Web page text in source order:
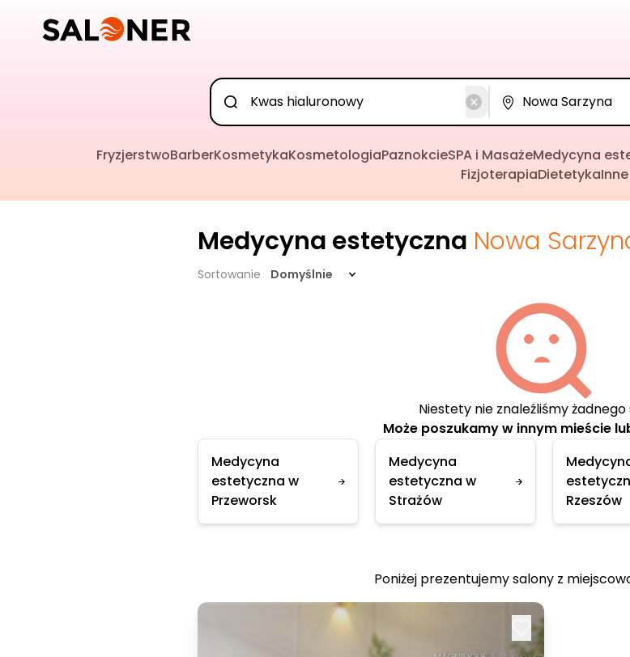
FryzjerstwoBarberKosmetykaKosmetologiaPaznokcieSPA i MasażeMedycyna
FizjoterapiaDietetykaInne
Medycyna estetyczna Nowa
Sortowanie Domyślnie
Niestety nie znaleźliśmy żadnego
Może poszukamy w innym mieście
Medycyna
estetyczna w
Przeworsk
Medycyna
estetyczna w
Strażów
Rzeszów
Poniżej prezentujemy salony z